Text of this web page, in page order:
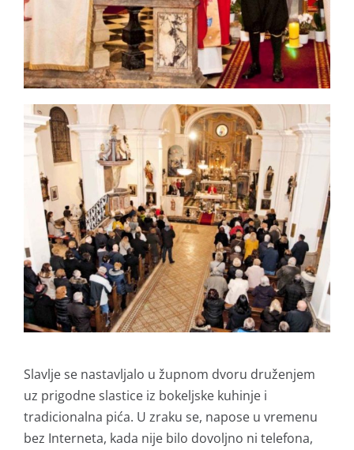
Slavlje se nastavljalo u župnom dvoru druženjem
uz prigodne slastice iz bokeljske kuhinje i
tradicionalna pića. U zraku se, napose u vremenu
bez Interneta, kada nije bilo dovoljno ni telefona,